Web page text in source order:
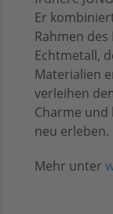
Er
Rahmen
Echtmetall,
Materialien
verleihen
Charme und
neu erleben.
Mehr unter